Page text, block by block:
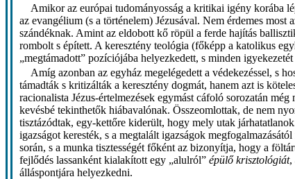
Amikor az európai tudományosság a kritikai igény korába
az evangélium (s a történelem) Jézusával. Nem érdemes
szándéknak. Amint az eldobott kő röpül a ferde hajítás
rombolt s épített. A keresztény teológia (főképp a katolikus
„megtámadott” pozíciójába helyezkedett, s minden
Amíg azonban az egyház megelégedett a védekezéssel, s
támadták s kritizálták a keresztény dogmát, hanem azt is
racionalista Jézus-értelmezések egymást cáfoló sorozatán
kevésbé tekinthetők hiábavalónak. Összeomlottak, de nem
tisztázódtak, egy-kettőre kiderült, hogy mely utak
igazságot keresték, s a megtalált igazságok
során, s a munka tisztességét főként az bizonyítja, hogy a
fejlődés lassanként kialakított egy „alulról”épülő krisztológiát,
álláspontjára helyezkedni.